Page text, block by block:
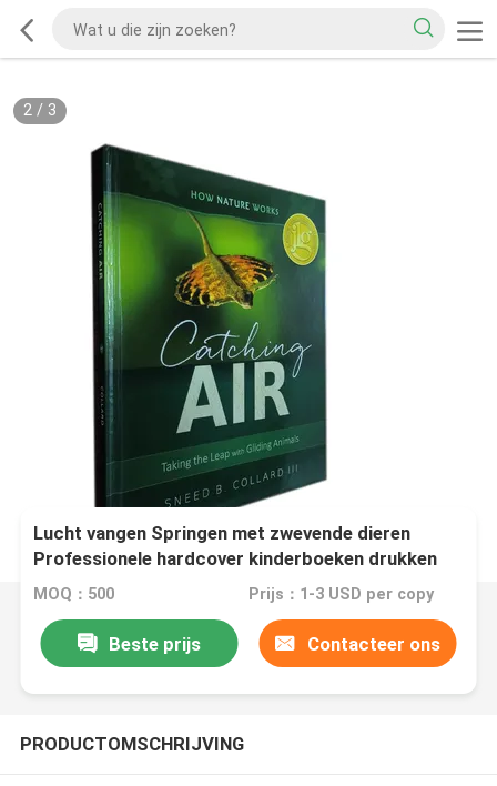
2/ 3
Lucht vangen Springen met zwevende dieren
Professionele hardcover kinderboeken drukken
voor wetenschappelijk lezen
MOQ：500 Prijs：1-3 USD per copy
Beste prijs Contacteer ons
PRODUCTOMSCHRIJVING